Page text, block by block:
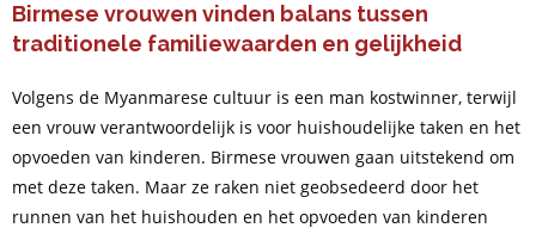
Birmese vrouwen vinden balans tussen
traditionele familiewaarden en gelijkheid
Volgens de Myanmarese cultuur is een man kostwinner, terwijl
een vrouw verantwoordelijk is voor huishoudelijke taken en het
opvoeden van kinderen. Birmese vrouwen gaan uitstekend om
met deze taken. Maar ze raken niet geobsedeerd door het
runnen van het huishouden en het opvoeden van kinderen